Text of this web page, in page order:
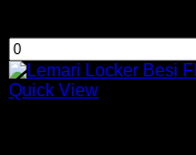
Harga
terendah
Quick View